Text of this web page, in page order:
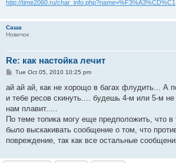
http://time2060.ru/char_info.php?name=%F3%A3%CD%C1
Саша
Новичок
Re: как настойка лечит
P
s
Tue Oct 05, 2010 10:25 pm
ай ай ай, как не хорощо в багах флудить... А
и тебе ресов скинуть.... будешь 4-м или 5-м
нам плавит.....
По теме топика могу еще предположить, что
было выскакивать сообщение о том, что
повреждение, так как все остальные